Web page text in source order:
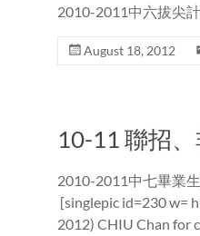
2010-2011中六拔尖
August 18, 2012
10-11 聯招
2010-2011中七畢業
[singlepic id=230 w=
2012) CHIU Chan for